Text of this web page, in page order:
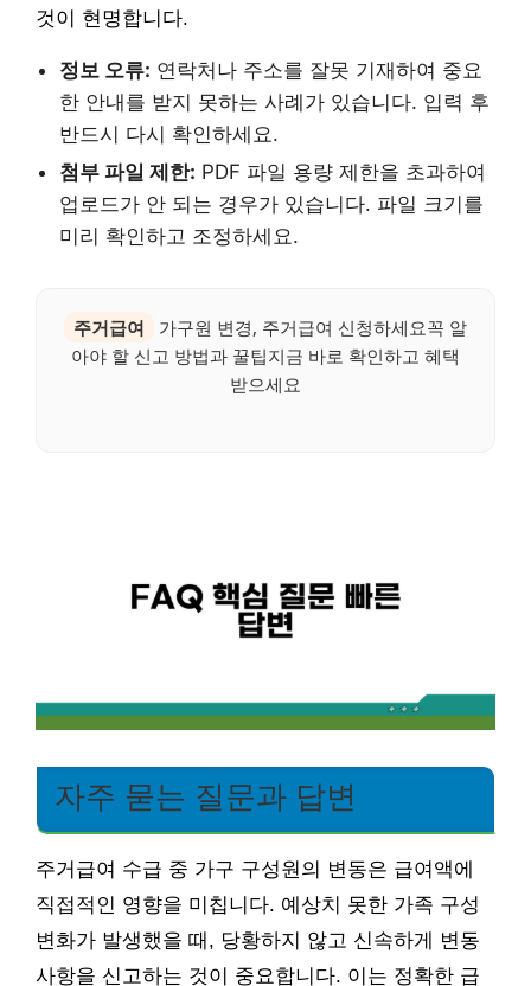
것이 현명합니다.
정보 오류: 연락처나 주소를 잘못 기재하여 중요
한 안내를 받지 못하는 사례가 있습니다. 입력 후
반드시 다시 확인하세요.
첨부 파일 제한: PDF 파일 용량 제한을 초과하여
업로드가 안 되는 경우가 있습니다. 파일 크기를
미리 확인하고 조정하세요.
주거급여
가구원 변경, 주거급여 신청하세요꼭 알
아야 할 신고 방법과 꿀팁지금 바로 확인하고 혜택
받으세요
자주 묻는 질문과 답변
주거급여 수급 중 가구 구성원의 변동은 급여액에
직접적인 영향을 미칩니다. 예상치 못한 가족 구성
변화가 발생했을 때, 당황하지 않고 신속하게 변동
사항을 신고하는 것이 중요합니다. 이는 정확한 급